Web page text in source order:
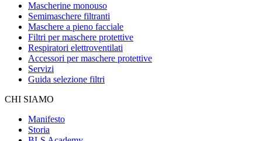
Mascherine monouso
Semimaschere filtranti
Maschere a pieno facciale
Filtri per maschere protettive
Respiratori elettroventilati
Accessori per maschere protettive
Servizi
Guida selezione filtri
CHI SIAMO
Manifesto
Storia